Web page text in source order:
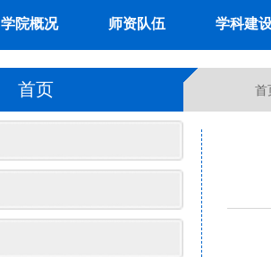
学院概况 师资队伍 学科建
首页 首